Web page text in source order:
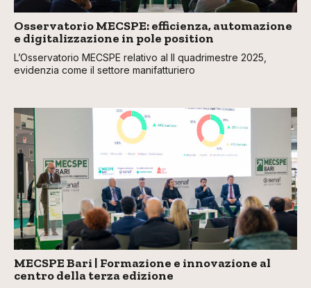
Osservatorio MECSPE: efficienza, automazione
e digitalizzazione in pole position
L’Osservatorio MECSPE relativo al II quadrimestre 2025,
evidenzia come il settore manifatturiero
MECSPE Bari | Formazione e innovazione al
centro della terza edizione